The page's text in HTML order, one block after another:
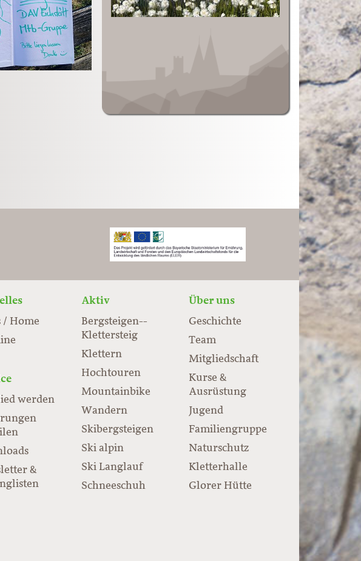
/ Home
Aktiv
Bergsteigen-­
Klettersteig
Klettern
Hochtouren
Mountainbike
Wandern
Skibergsteigen
Ski alpin
Ski Langlauf
Schneeschuh
Über uns
Geschichte
Team
Mitgliedschaft
Kurse &
Ausrüstung
Jugend
Familiengruppe
Naturschutz
Kletterhalle
Glorer Hütte
werden
&